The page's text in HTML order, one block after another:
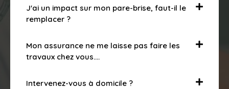
J'ai un impact sur mon pare-brise, faut-il le
remplacer ?
Mon assurance ne me laisse pas faire les
travaux chez vous….
Intervenez-vous à domicile ?